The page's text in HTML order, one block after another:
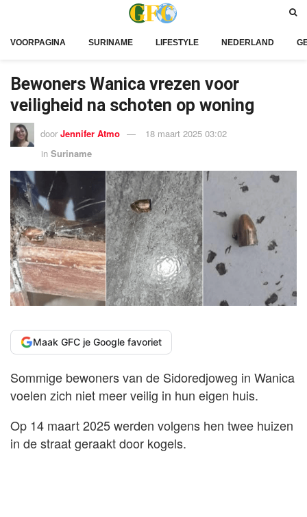
VOORPAGINA SURINAME LIFESTYLE NEDERLAND
Bewoners Wanica vrezen voor
veiligheid na schoten op woning
door Jennifer Atmo
18 maart 2025 03:02
in Suriname
Maak GFC je Google favoriet
Sommige bewoners van de Sidoredjoweg in Wanica
voelen zich niet meer veilig in hun eigen huis.
Op 14 maart 2025 werden volgens hen twee huizen
in de straat geraakt door kogels.